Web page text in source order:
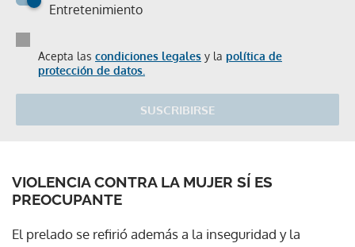
Entretenimiento
Acepta las condiciones legales y la política de
protección de datos.
SUSCRIBIRSE
VIOLENCIA CONTRA LA MUJER SÍ ES
PREOCUPANTE
El prelado se refirió además a la inseguridad y la